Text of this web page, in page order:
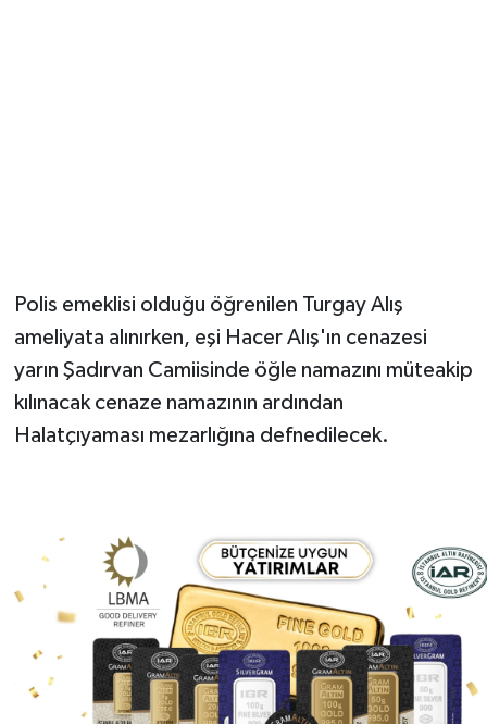
Polis emeklisi olduğu öğrenilen Turgay Alış
ameliyata alınırken, eşi Hacer Alış'ın cenazesi
yarın Şadırvan Camiisinde öğle namazını müteakip
kılınacak cenaze namazının ardından
Halatçıyaması mezarlığına defnedilecek.